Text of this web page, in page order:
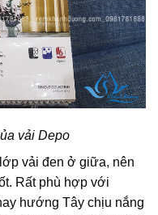
vải Depo
vải đen ở giữa, nên
Rấtphù hợp với
hướng Tây chịu nắng